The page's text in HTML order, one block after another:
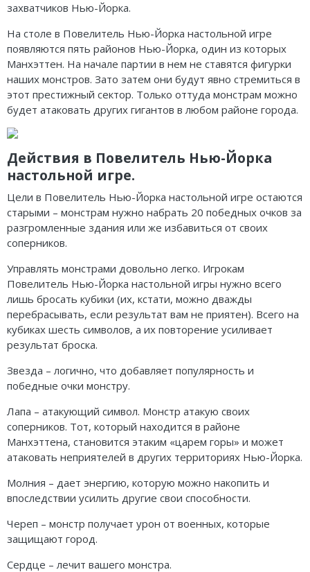
захватчиков Нью-Йорка.
На столе в Повелитель Нью-Йорка настольной игре
появляются пять районов Нью-Йорка, один из которых
Манхэттен. На начале партии в нем не ставятся фигурки
наших монстров. Зато затем они будут явно стремиться в
этот престижный сектор. Только оттуда монстрам можно
будет атаковать других гигантов в любом районе города.
Действия в Повелитель Нью-Йорка
настольной игре.
Цели в Повелитель Нью-Йорка настольной игре остаются
старыми – монстрам нужно набрать 20 победных очков за
разгромленные здания или же избавиться от своих
соперников.
Управлять монстрами довольно легко. Игрокам
Повелитель Нью-Йорка настольной игры нужно всего
лишь бросать кубики (их, кстати, можно дважды
перебрасывать, если результат вам не приятен). Всего на
кубиках шесть символов, а их повторение усиливает
результат броска.
Звезда – логично, что добавляет популярность и
победные очки монстру.
Лапа – атакующий символ. Монстр атакую своих
соперников. Тот, который находится в районе
Манхэттена, становится этаким «царем горы» и может
атаковать неприятелей в других территориях Нью-Йорка.
Молния – дает энергию, которую можно накопить и
впоследствии усилить другие свои способности.
Череп – монстр получает урон от военных, которые
защищают город.
Сердце – лечит вашего монстра.